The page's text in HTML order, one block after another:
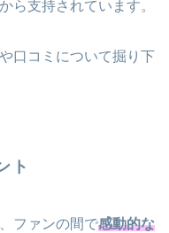
ら支持されています。
口コミについて掘り下
ト
ファンの間で感動的な